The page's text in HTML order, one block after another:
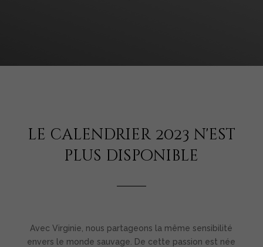
le calendrier 2023 n'est
plus disponible
Avec Virginie, nous partageons la même sensibilité
envers le monde sauvage. De cette passion est née